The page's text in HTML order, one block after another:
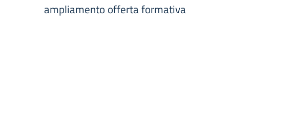
ampliamento offerta formativa